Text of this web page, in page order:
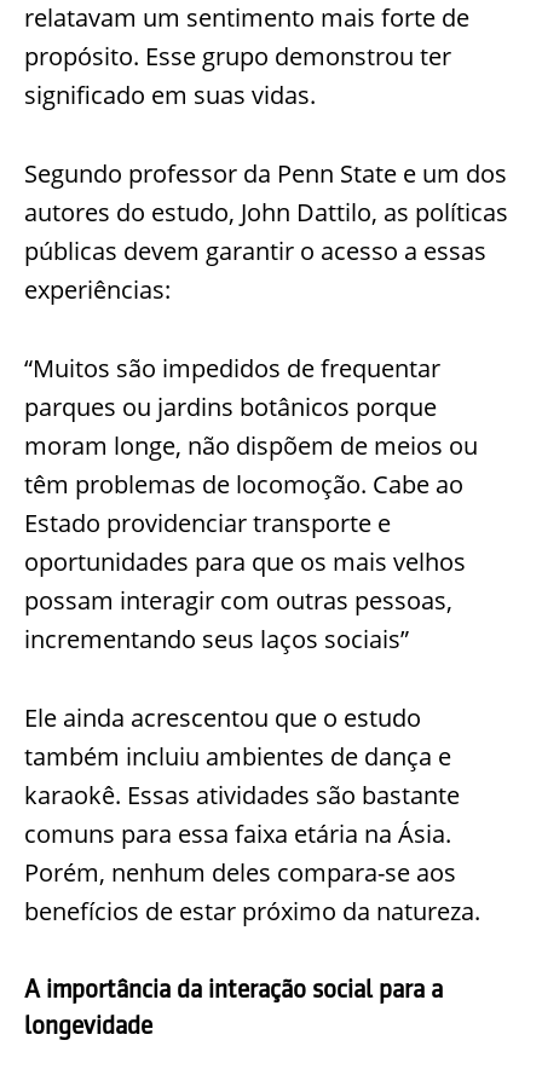
relatavam um sentimento mais forte de
propósito. Esse grupo demonstrou ter
significado em suas vidas.
Segundo professor da Penn State e um dos
autores do estudo, John Dattilo, as políticas
públicas devem garantir o acesso a essas
experiências:
“Muitos são impedidos de frequentar
parques ou jardins botânicos porque
moram longe, não dispõem de meios ou
têm problemas de locomoção. Cabe ao
Estado providenciar transporte e
oportunidades para que os mais velhos
possam interagir com outras pessoas,
incrementando seus laços sociais”
Ele ainda acrescentou que o estudo
também incluiu ambientes de dança e
karaokê. Essas atividades são bastante
comuns para essa faixa etária na Ásia.
Porém, nenhum deles compara-se aos
benefícios de estar próximo da natureza.
A importância da interação social para a
longevidade